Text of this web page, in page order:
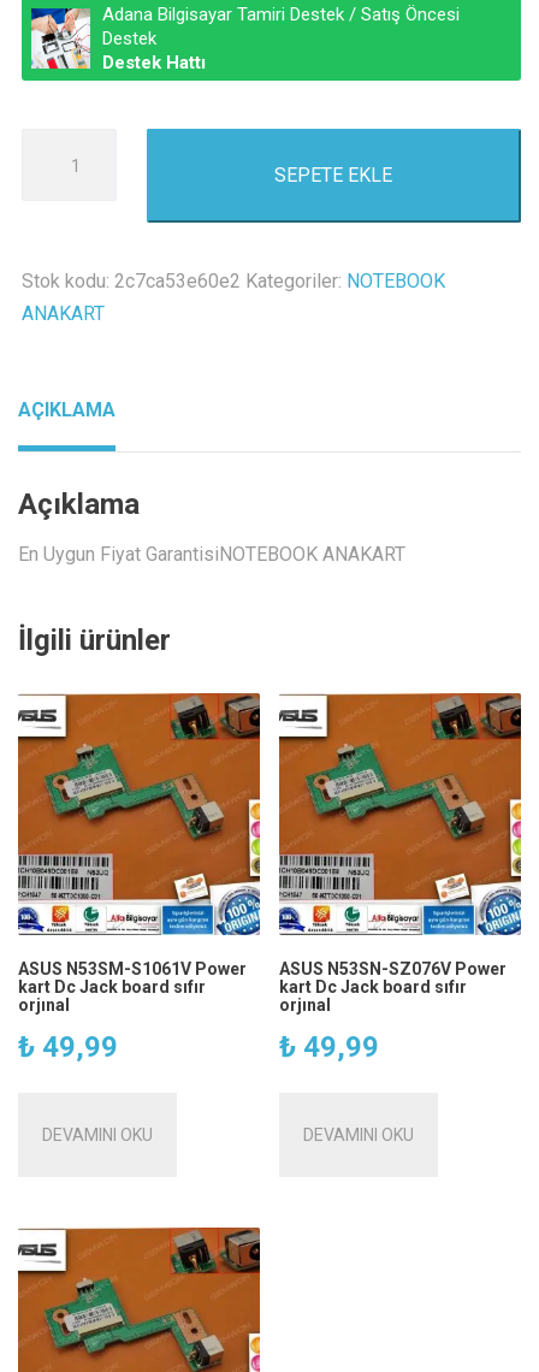
Adana Bilgisayar Tamiri Destek / Satış Öncesi
Destek
Destek Hattı
kart
Dc
sıfır
SEPETE EKLE
Stok kodu: 2c7ca53e60e2 Kategoriler: NOTEBOOK
ANAKART
AÇIKLAMA
Açıklama
En Uygun Fiyat GarantisiNOTEBOOK ANAKART
İlgili ürünler
ASUS N53SM-S1061V Power
kart Dc Jack board sıfır
orjınal
₺ 49,99
DEVAMINI OKU
ASUS N53SN-SZ076V Power
kart Dc Jack board sıfır
orjınal
₺ 49,99
DEVAMINI OKU